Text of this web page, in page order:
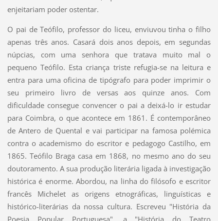
enjeitariam poder ostentar.
O pai de Teófilo, professor do liceu, enviuvou tinha o filho
apenas três anos. Casará dois anos depois, em segundas
núpcias, com uma senhora que tratava muito mal o
pequeno Teófilo. Esta criança triste refugia-se na leitura e
entra para uma oficina de tipógrafo para poder imprimir o
seu primeiro livro de versas aos quinze anos. Com
dificuldade consegue convencer o pai a deixá-lo ir estudar
para Coimbra, o que acontece em 1861. É contemporâneo
de Antero de Quental e vai participar na famosa polémica
contra o academismo do escritor e pedagogo Castilho, em
1865. Teófilo Braga casa em 1868, no mesmo ano do seu
doutoramento. A sua produção literária ligada à investigação
histórica é enorme. Abordou, na linha do filósofo e escritor
francês Michelet as origens etnográficas, linguísticas e
histórico-literárias da nossa cultura. Escreveu "História da
Poesia Popular Portuguesa", a "História do Teatro